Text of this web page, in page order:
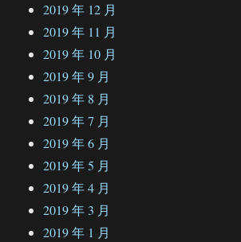
2019 年 12 月
2019 年 11 月
2019 年 10 月
2019 年 9 月
2019 年 8 月
2019 年 7 月
2019 年 6 月
2019 年 5 月
2019 年 4 月
2019 年 3 月
2019 年 1 月